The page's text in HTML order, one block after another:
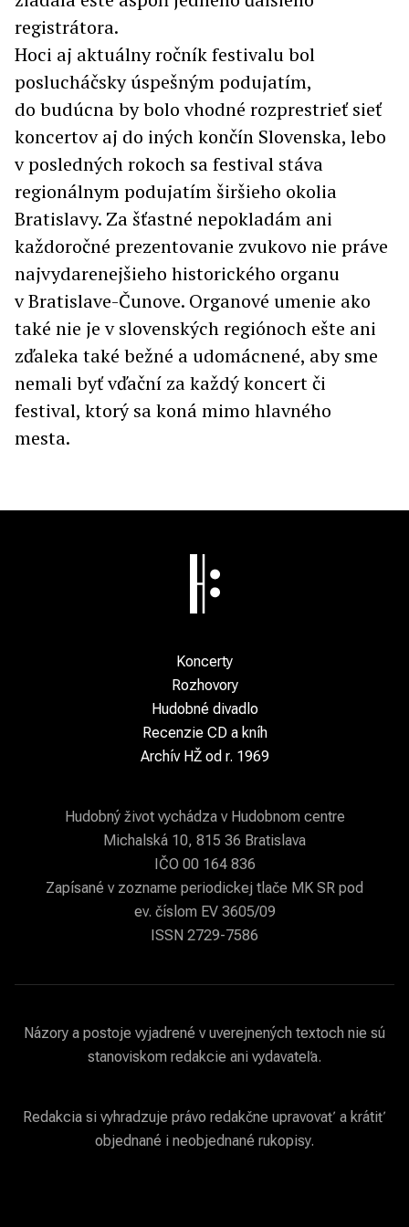
registrátora.
Hoci aj aktuálny ročník festivalu bol
poslucháčsky úspešným podujatím,
do budúcna by bolo vhodné rozprestrieť sieť
koncertov aj do iných končín Slovenska, lebo
v posledných rokoch sa festival stáva
regionálnym podujatím širšieho okolia
Bratislavy. Za šťastné nepokladám ani
každoročné prezentovanie zvukovo nie práve
najvydarenejšieho historického organu
v Bratislave-Čunove. Organové umenie ako
také nie je v slovenských regiónoch ešte ani
zďaleka také bežné a udomácnené, aby sme
nemali byť vďační za každý koncert či
festival, ktorý sa koná mimo hlavného
mesta.
Koncerty
Rozhovory
Hudobné divadlo
Recenzie CD a kníh
Archív HŽ od r. 1969
Hudobný život vychádza v Hudobnom centre
Michalská 10, 815 36 Bratislava
IČO 00 164 836
Zapísané v zozname periodickej tlače MK SR pod
ev. číslom EV 3605/09
ISSN 2729-7586
Názory a postoje vyjadrené v uverejnených textoch nie sú
stanoviskom redakcie ani vydavateľa.
Redakcia si vyhradzuje právo redakčne upravovať a krátiť
objednané i neobjednané rukopisy.